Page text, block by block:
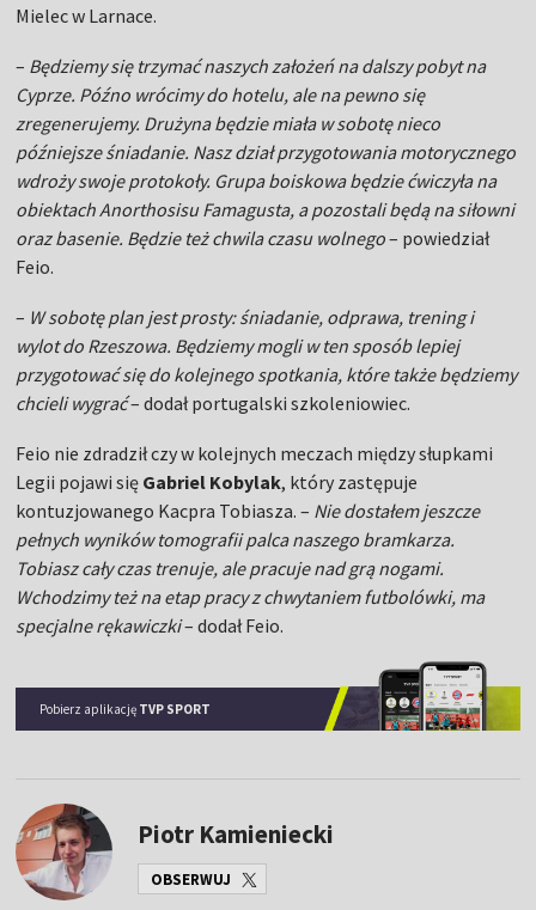
Mielec w Larnace.
– Będziemy się trzymać naszych założeń na dalszy pobyt na
Cyprze. Późno wrócimy do hotelu, ale na pewno się
zregenerujemy. Drużyna będzie miała w sobotę nieco
późniejsze śniadanie. Nasz dział przygotowania motorycznego
wdroży swoje protokoły. Grupa boiskowa będzie ćwiczyła na
obiektach Anorthosisu Famagusta, a pozostali będą na siłowni
oraz basenie. Będzie też chwila czasu wolnego– powiedział
Feio.
– W sobotę plan jest prosty: śniadanie, odprawa, trening i
wylot do Rzeszowa. Będziemy mogli w ten sposób lepiej
przygotować się do kolejnego spotkania, które także będziemy
chcieli wygrać– dodał portugalski szkoleniowiec.
Feio nie zdradził czy w kolejnych meczach między słupkami
Legii pojawi się Gabriel Kobylak, który zastępuje
kontuzjowanego Kacpra Tobiasza. – Nie dostałem jeszcze
pełnych wyników tomografii palca naszego bramkarza.
Tobiasz cały czas trenuje, ale pracuje nad grą nogami.
Wchodzimy też na etap pracy z chwytaniem futbolówki, ma
specjalne rękawiczki– dodał Feio.
Pobierz aplikację TVP SPORT
Piotr Kamieniecki
OBSERWUJ